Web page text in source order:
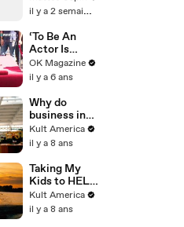
il y a 2 semaines
‘To Be An
Actor Is
Tough,’ Says
Jennifer
REELZ Tell-
All On Her
Highs & Lows
OK Magazine
il y a 6 ans
Why do
business in
Poland? [Kult
America]
Kult America
il y a 8 ans
Taking My
Kids to HEL
[Kult
America]
Kult America
il y a 8 ans